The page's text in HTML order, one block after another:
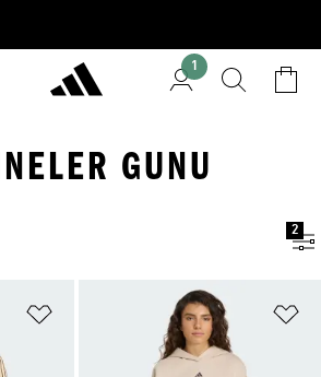
1
GUNU
2
Favori Listesine Ekle